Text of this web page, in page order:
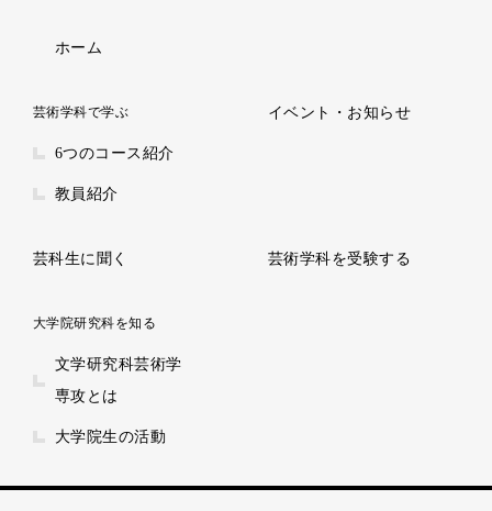
ホーム
芸術学科で学ぶ
6つのコース紹介
教員紹介
イベント・お知らせ
芸科生に聞く 芸術学科を受験する
大学院研究科を知る
文学研究科芸術学
専攻とは
大学院生の活動